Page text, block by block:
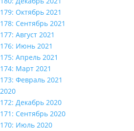
179: Октябрь 2021
178: Сентябрь 2021
177: Август 2021
176: Июнь 2021
175: Апрель 2021
174: Март 2021
173: Февраль 2021
2020
172: Декабрь 2020
171: Сентябрь 2020
170: Июль 2020